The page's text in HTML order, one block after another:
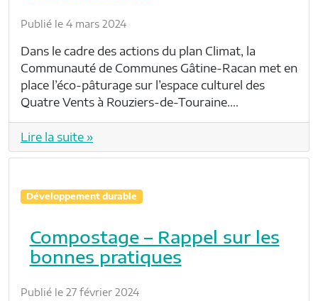
Publié le 4 mars 2024
Dans le cadre des actions du plan Climat, la
Communauté de Communes Gâtine-Racan met en
place l’éco-pâturage sur l’espace culturel des
Quatre Vents à Rouziers-de-Touraine.…
Lire la suite »
Développement durable
Compostage – Rappel sur les
bonnes pratiques
Publié le 27 février 2024